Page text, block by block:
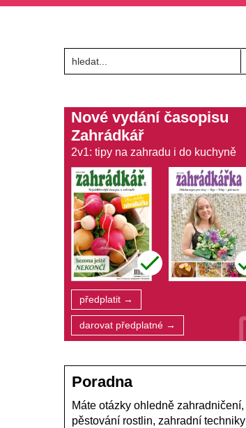
Nové vydání časopisu
Zahrádkář
2v1: tipy na zahradu i do kuchyně
předplatit →
darovat předplatné →
Poradna
Máte otázky ohledně zahradničení,
pěstování rostlin, zahradní techniky